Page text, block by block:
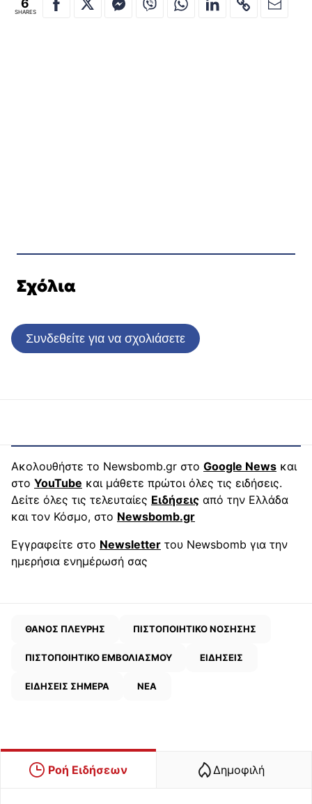
6
SHARES
Σχόλια
Συνδεθείτε για να σχολιάσετε
Ακολουθήστε το Newsbomb.gr στο Google News και
στο YouTube και μάθετε πρώτοι όλες τις ειδήσεις.
Δείτε όλες τις τελευταίες Ειδήσεις από την Ελλάδα
και τον Κόσμο, στο Newsbomb.gr
Εγγραφείτε στο Newsletter του Newsbomb για την
ημερήσια ενημέρωσή σας
ΘΑΝΟΣ ΠΛΕΥΡΗΣ ΠΙΣΤΟΠΟΙΗΤΙΚΟ ΝΟΣΗΣΗΣ
ΠΙΣΤΟΠΟΙΗΤΙΚΟ ΕΜΒΟΛΙΑΣΜΟΥ ΕΙΔΗΣΕΙΣ
ΕΙΔΗΣΕΙΣ ΣΗΜΕΡΑ ΝΕΑ
Ροή Ειδήσεων Δημοφιλή